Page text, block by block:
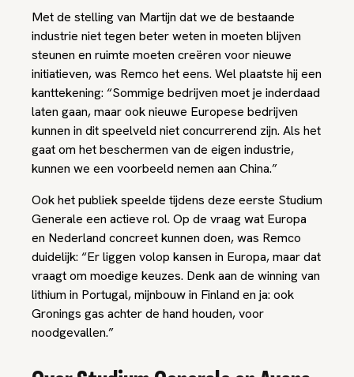
Met de stelling van Martijn dat we de bestaande
industrie niet tegen beter weten in moeten blijven
steunen en ruimte moeten creëren voor nieuwe
initiatieven, was Remco het eens. Wel plaatste hij een
kanttekening: “Sommige bedrijven moet je inderdaad
laten gaan, maar ook nieuwe Europese bedrijven
kunnen in dit speelveld niet concurrerend zijn. Als het
gaat om het beschermen van de eigen industrie,
kunnen we een voorbeeld nemen aan China.”
Ook het publiek speelde tijdens deze eerste Studium
Generale een actieve rol. Op de vraag wat Europa
en Nederland concreet kunnen doen, was Remco
duidelijk: “Er liggen volop kansen in Europa, maar dat
vraagt om moedige keuzes. Denk aan de winning van
lithium in Portugal, mijnbouw in Finland en ja: ook
Gronings gas achter de hand houden, voor
noodgevallen.”